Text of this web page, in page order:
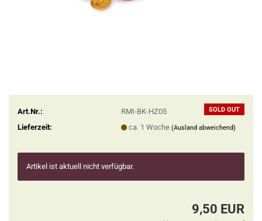
SOLD OUT
Art.Nr.:
RMI-BK-HZ05
Lieferzeit:
ca. 1 Woche (Ausland abweichend)
Artikel ist aktuell nicht verfügbar.
9,50 EUR